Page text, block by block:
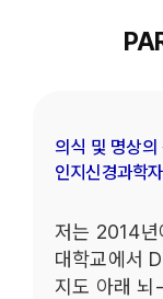
의식 및 명상
인지신경과학
저는 2014년
대학교에서
지도 아래 뇌